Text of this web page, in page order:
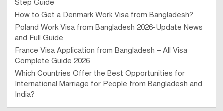
Step Guide
How to Get a Denmark Work Visa from Bangladesh?
Poland Work Visa from Bangladesh 2026-Update News
and Full Guide
France Visa Application from Bangladesh – All Visa
Complete Guide 2026
Which Countries Offer the Best Opportunities for
International Marriage for People from Bangladesh and
India?